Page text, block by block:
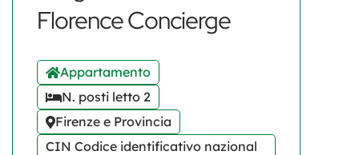
Florence Concierge
Appartamento
N. posti letto 2
Firenze e Provincia
CIN Codice identificativo nazional